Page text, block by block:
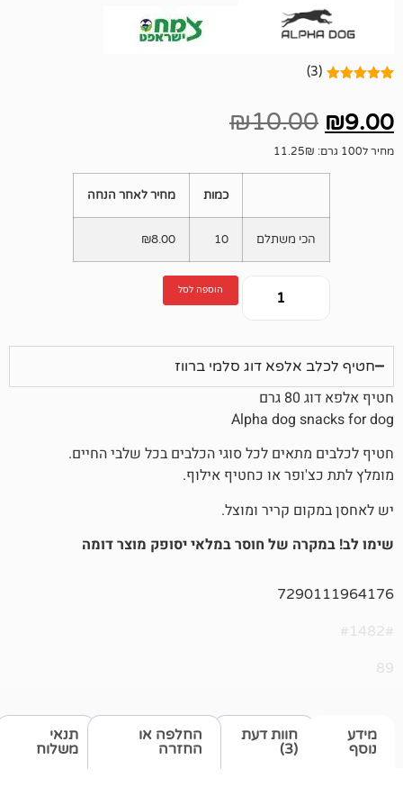
₪
מחיר לאחר הנחה
10
8.00
הוספה לסל
דוג סלמי ברווז
Alpha dog
לכל סוגי הכלבים בכל שלבי החיים.
או כחטיף אילוף.
קריר ומוצל.
של חוסר במלאי יסופק מוצר דומה
תנאי
משלוח
חוות דעת
החלפה או
החזרה